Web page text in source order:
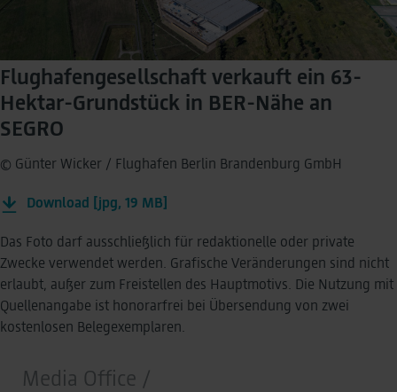
Flughafengesellschaft verkauft ein 63-
Hektar-Grundstück in BER-Nähe an
SEGRO
© Günter Wicker / Flughafen Berlin Brandenburg GmbH
Download [jpg, 19 MB]
Das Foto darf ausschließlich für redaktionelle oder private
Zwecke verwendet werden. Grafische Veränderungen sind nicht
erlaubt, außer zum Freistellen des Hauptmotivs. Die Nutzung mit
Quellenangabe ist honorarfrei bei Übersendung von zwei
kostenlosen Belegexemplaren.
Media Office /